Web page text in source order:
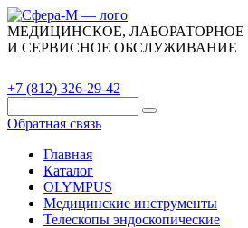
МЕДИЦИНСКОЕ, ЛАБОРАТОРНОЕ
И СЕРВИСНОЕ ОБСЛУЖИВАНИЕ
+7 (812) 326-29-42
Обратная связь
Главная
Каталог
OLYMPUS
Медицинские инструменты
Телескопы эндоскопические